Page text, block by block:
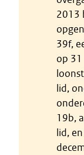
2013
39f,
op
lid,
19b,
lid,